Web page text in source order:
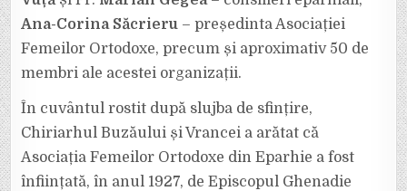
Ana-Corina Săcrieru – președinta Asociației
Femeilor Ortodoxe, precum și aproximativ 50 de
membri ale acestei organizații.
În cuvântul rostit după slujba de sfințire,
Chiriarhul Buzăului și Vrancei a arătat că
Asociația Femeilor Ortodoxe din Eparhie a fost
înființată, în anul 1927, de Episcopul Ghenadie